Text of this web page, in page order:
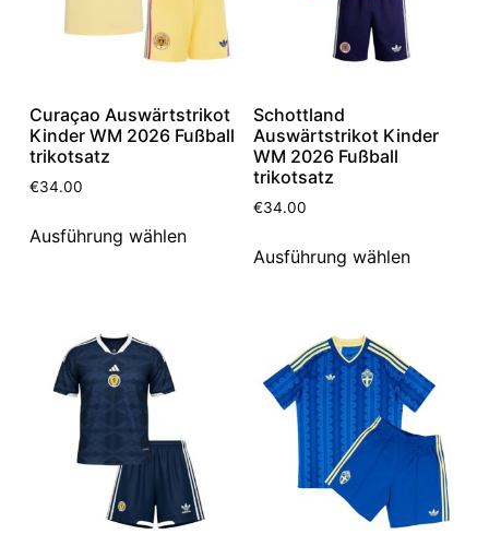
Curaçao Auswärtstrikot
Kinder WM 2026 Fußball
trikotsatz
€34.00
Ausführung wählen
Schottland
Auswärtstrikot Kinder
WM 2026 Fußball
trikotsatz
€34.00
Ausführung wählen